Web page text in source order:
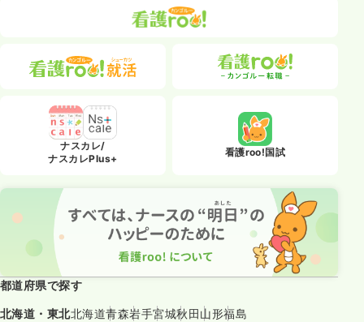
ナスカレ/
ナスカレPlus+
看護roo!国試
都道府県で探す
北海道・東北北海道青森岩手宮城秋田山形福島